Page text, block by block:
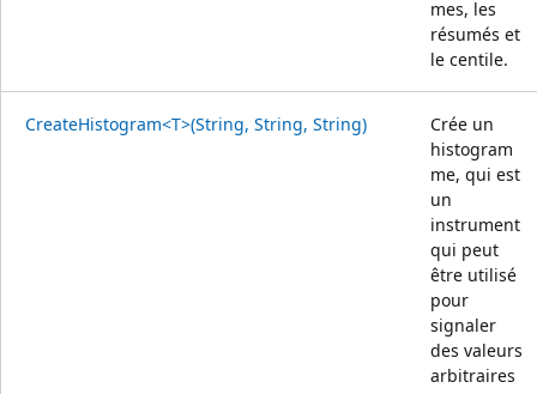
mes, les
résumés et
le centile.
CreateHistogram<T>(String, String, String)
Crée un
histogram
me, qui est
un
instrument
qui peut
être utilisé
pour
signaler
des valeurs
arbitraires